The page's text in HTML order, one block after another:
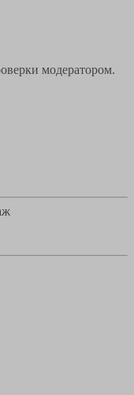
модератором.